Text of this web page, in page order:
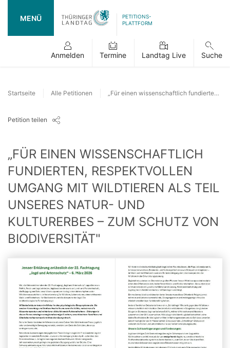
MENÜ
PETITIONS-
PLATTFORM
Anmelden Termine Landtag Live Suche
Startseite Alle Petitionen „Für einen wissenschaftlich fundierten, respektvollen Umgang mit Wildtieren als Teil unseres Natur- und Kulturerbes – zum Schutz von Biodiversität"
Petition teilen
„FÜR EINEN WISSENSCHAFTLICH
FUNDIERTEN, RESPEKTVOLLEN
UMGANG MIT WILDTIEREN ALS TEIL
UNSERES NATUR- UND
KULTURERBES – ZUM SCHUTZ VON
BIODIVERSITÄT"